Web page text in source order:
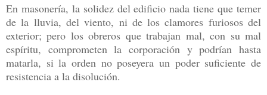
En masonería, la solidez del edificio nada tiene que temer
de la lluvia, del viento, ni de los clamores furiosos del
exterior; pero los obreros que trabajan mal, con su mal
espíritu, comprometen la corporación y podrían hasta
matarla, si la orden no poseyera un poder suficiente de
resistencia a la disolución.